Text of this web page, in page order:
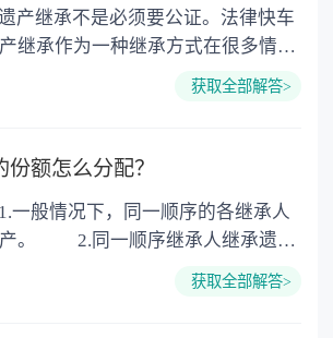
继承作为一种继承方式在很多情况
公证的，当然，如果需要公正的也
承发生纠纷，可以对遗产继承进行
获取全部解答>
额怎么分配？
继承遗产
获取全部解答>